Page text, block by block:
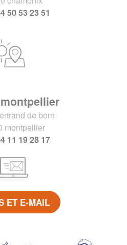
50 53 23 51
de born
montpellier
11 19 28 17
ET E-MAIL